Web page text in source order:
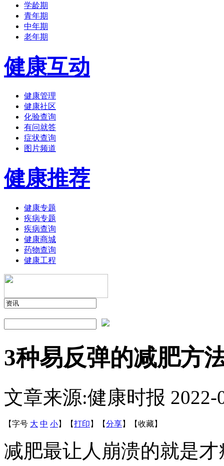
学龄期
青年期
中年期
老年期
健康互动
健康管理
健康社区
化验查询
有问就答
症状查询
图片频道
健康推荐
健康专题
疾病专题
疾病查询
健康商城
药物查询
健康工程
3种易反弹的减肥方
文章来源:健康时报 2022-
【字号 大 中 小】 【打印 】 【分享】 【收藏】
减肥最让人崩溃的就是